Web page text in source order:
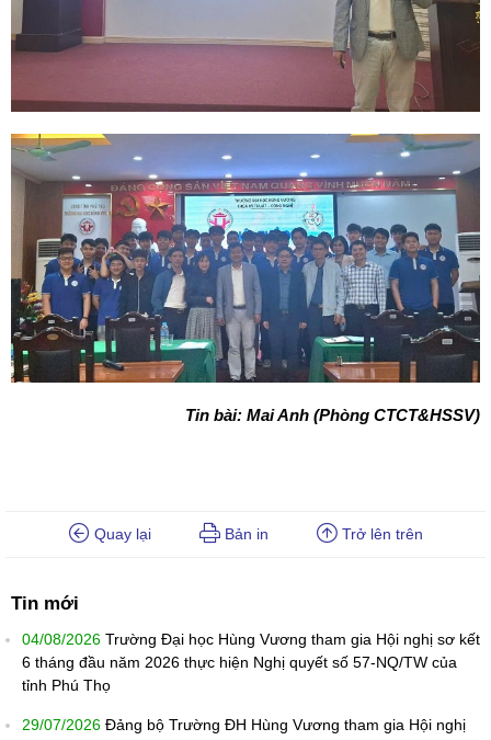
Tin bài: Mai Anh (Phòng CTCT&HSSV)
Quay lại Bản in Trở lên trên
Tin mới
04/08/2026 Trường Đại học Hùng Vương tham gia Hội nghị sơ kết
6 tháng đầu năm 2026 thực hiện Nghị quyết số 57-NQ/TW của
tỉnh Phú Thọ
29/07/2026 Đảng bộ Trường ĐH Hùng Vương tham gia Hội nghị